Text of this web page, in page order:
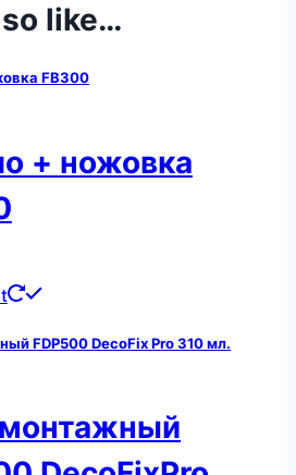
like…
+ ножовка